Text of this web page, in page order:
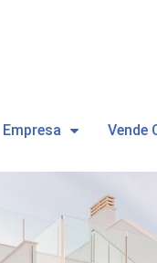
Empresa Vende